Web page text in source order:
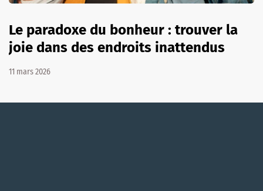
Le paradoxe du bonheur : trouver la
joie dans des endroits inattendus
11 mars 2026